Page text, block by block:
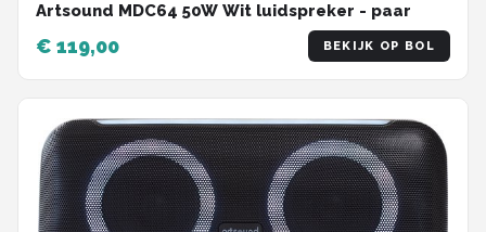
Artsound MDC64 50W Wit luidspreker - paar
€ 119,00 BEKIJK OP BOL